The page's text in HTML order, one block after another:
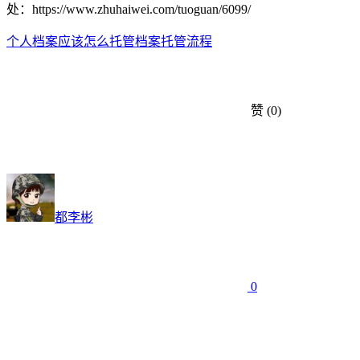
处：https://www.zhuhaiwei.com/tuoguan/6099/
个人档案应该怎么托管档案托管流程
赞 (0)
都李彬
0